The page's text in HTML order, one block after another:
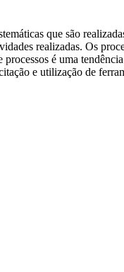
que são
realizadas. Os
é uma
e utilização de